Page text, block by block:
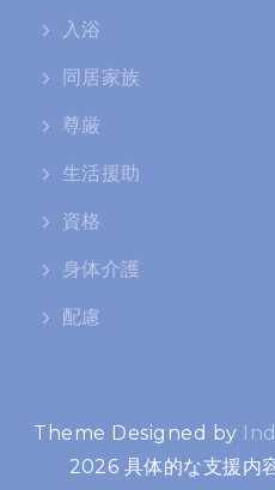
入浴
同居家族
尊厳
生活援助
資格
身体介護
配慮
Theme Designed by
2026 具体的な支援内